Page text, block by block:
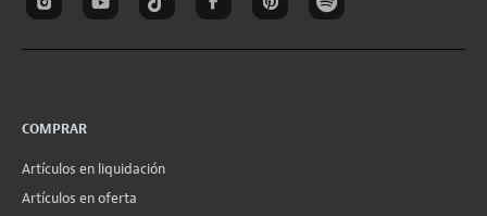
COMPRAR
Artículos en liquidación
Artículos en oferta